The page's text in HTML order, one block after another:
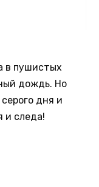
в пушистых
дождь. Но
дня и
и следа!